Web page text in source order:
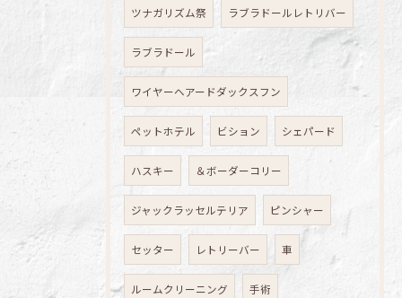
ツナガリズム祭 ラブラドールレトリバー
ラブラドール
ワイヤーヘアードダックスフン
ペットホテル ビション シェパード
ハスキー ＆ボーダーコリー
ジャックラッセルテリア ピンシャー
セッター レトリーバー 車
ルームクリーニング 手術